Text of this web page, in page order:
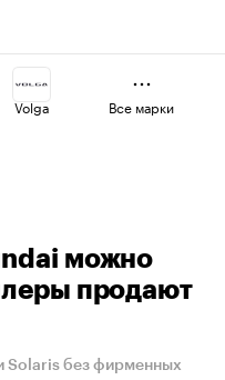
Volga
Lada
Все марки
можно
продают
Solaris без фирменных